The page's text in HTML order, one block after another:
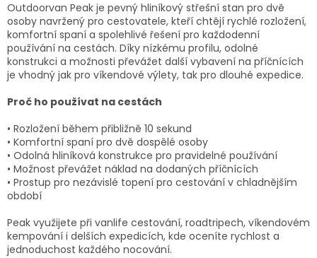
Outdoorvan Peak je pevný hliníkový střešní stan pro dvě
osoby navržený pro cestovatele, kteří chtějí rychlé rozložení,
komfortní spaní a spolehlivé řešení pro každodenní
používání na cestách. Díky nízkému profilu, odolné
konstrukci a možnosti převážet další vybavení na příčnících
je vhodný jak pro víkendové výlety, tak pro dlouhé expedice.
Proč ho používat na cestách
• Rozložení během přibližně 10 sekund
• Komfortní spaní pro dvě dospělé osoby
• Odolná hliníková konstrukce pro pravidelné používání
• Možnost převážet náklad na dodaných příčnících
• Prostup pro nezávislé topení pro cestování v chladnějším
období
Peak využijete při vanlife cestování, roadtripech, víkendovém
kempování i delších expedicích, kde oceníte rychlost a
jednoduchost každého nocování.